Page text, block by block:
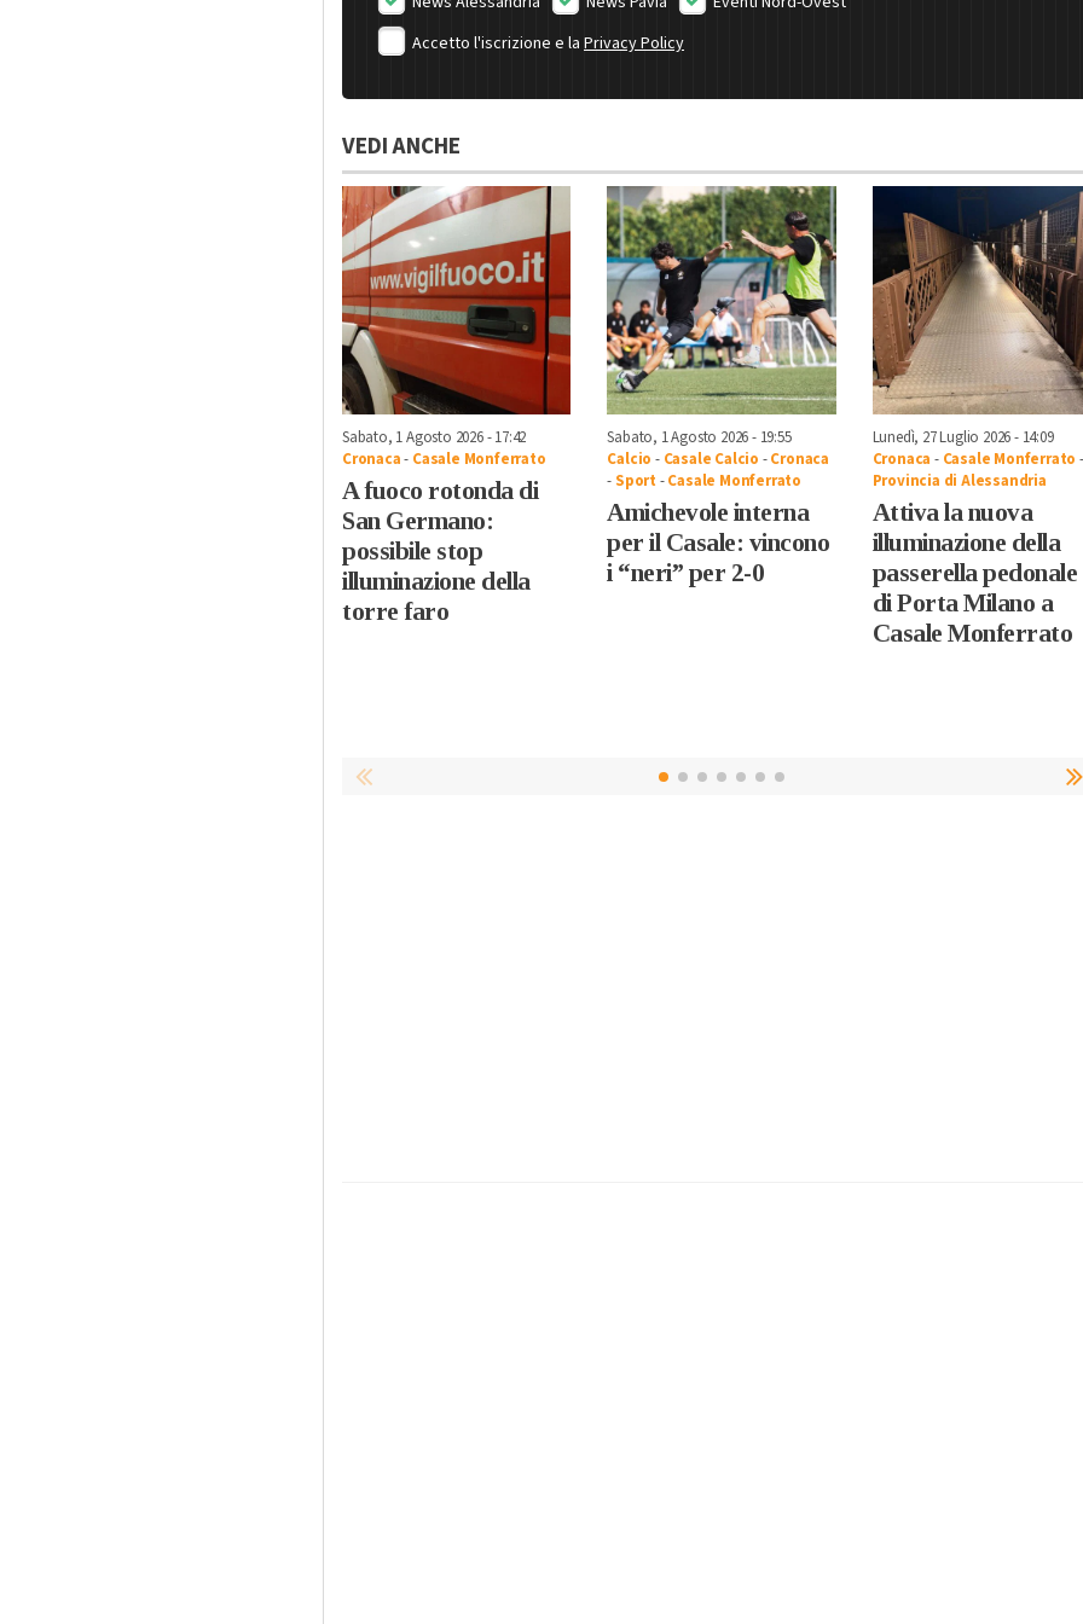
Accetto l'iscrizione e la Privacy Policy
VEDI ANCHE
Sabato, 1 Agosto 2026 - 17:42
Cronaca- Casale Monferrato
A fuoco rotonda di
San Germano:
possibile stop
illuminazione della
torre faro
Sabato, 1 Agosto 2026 - 19:55
Calcio - Casale Calcio -Cronaca
-Sport -Casale Monferrato
Amichevole interna
per il Casale: vincono
i “neri” per 2-0
Lunedì, 27 Luglio 2026 - 14:09
Cronaca - Casale Monferrato -
Provincia di Alessandria
Attiva la nuova
illuminazione della
passerella pedonale
di Porta Milano a
Casale Monferrato